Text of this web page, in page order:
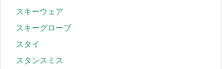
スキーウェア
スキーグローブ
スタイ
スタンスミス